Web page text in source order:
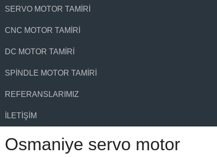
SERVO MOTOR TAMIRI
CNC MOTOR TAMIRI
DC MOTOR TAMIRI
SPINDLE MOTOR TAMIRI
REFERANSLARIMIZ
İLETIŞIM
Osmaniye servo motor